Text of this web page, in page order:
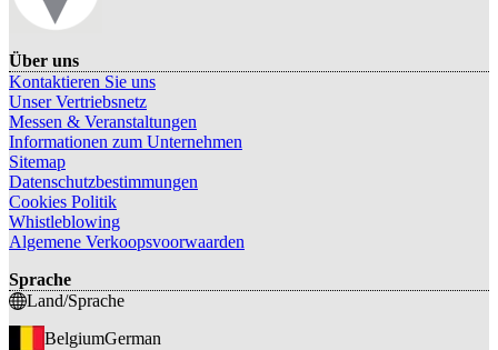
Über uns
Kontaktieren Sie uns
Unser Vertriebsnetz
Messen & Veranstaltungen
Informationen zum Unternehmen
Sitemap
Datenschutzbestimmungen
Cookies Politik
Whistleblowing
Algemene Verkoopsvoorwaarden
Sprache
Land/Sprache
BelgiumGerman